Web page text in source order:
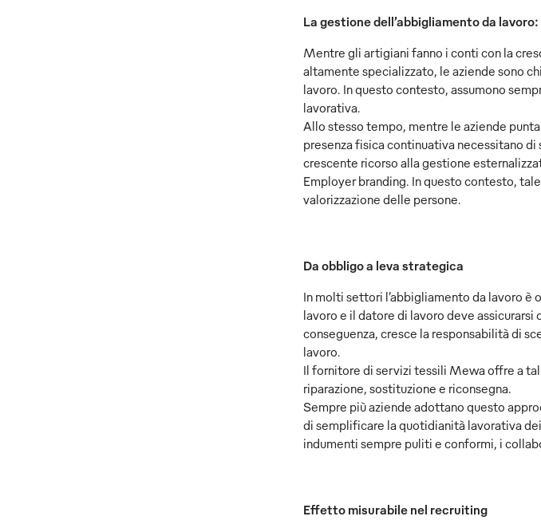
La gestione dell’abbigliamento da
Mentre gli artigiani fanno i conti con la
altamente specializzato, le aziende sono
lavoro. In questo contesto, assumono
lavorativa.
Allo stesso tempo, mentre le aziende
presenza fisica continuativa necessitano
crescente ricorso alla gestione
Employer branding. In questo contesto,
valorizzazione delle persone.
Da obbligo a leva strategica
In molti settori l’abbigliamento da lavoro è
lavoro e il datore di lavoro deve
conseguenza, cresce la responsabilità di
lavoro.
Il fornitore di servizi tessili Mewa offre a
riparazione, sostituzione e riconsegna.
Sempre più aziende adottano questo
di semplificare la quotidianità lavorativa
indumenti sempre puliti e conformi, i
Effetto misurabile nel recruiting